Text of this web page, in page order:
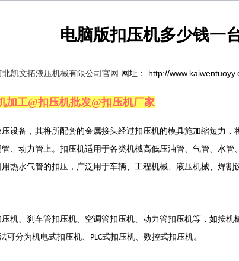
电脑版扣压机多少钱一
北凯文拓液压机械有限公司官网 网址： http://
加工@扣压机批发@扣压机厂家
设备，其将所配套的金属接头经过扣压机的模具施加缩短力
、动力管上。扣压机适用于各类机械高低压油管、气管、水
热水气管的扣压，广泛用于车辆、工程机械、液压机械、焊割
机、刹车管扣压机、空调管扣压机、动力管扣压机等，如按
可分为机电式扣压机、 PLC式扣压机、数控式扣压机。